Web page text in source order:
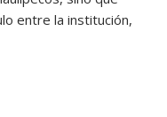
entre la institución,